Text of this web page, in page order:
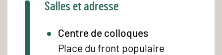
Salles et adresse
Centre de colloques
Place du front populaire